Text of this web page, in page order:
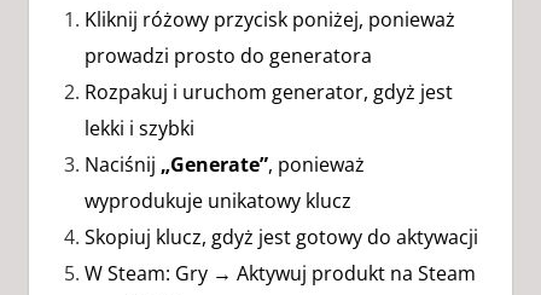
Kliknij różowy przycisk poniżej, ponieważ
prowadzi prosto do generatora
Rozpakuj i uruchom generator, gdyż jest
lekki i szybki
Naciśnij „Generate”, ponieważ
wyprodukuje unikatowy klucz
Skopiuj klucz, gdyż jest gotowy do aktywacji
W Steam: Gry → Aktywuj produkt na Steam